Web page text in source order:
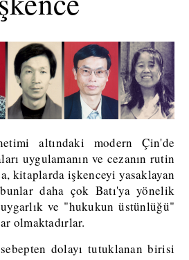
altındaki modern Çin'de
uygulamanın ve cezanın rutin
kitaplarda işkenceyi yasaklayan
daha çok Batı'ya yönelik
ve "hukukun üstünlüğü"
olmaktadırlar.
dolayı tutuklanan birisi